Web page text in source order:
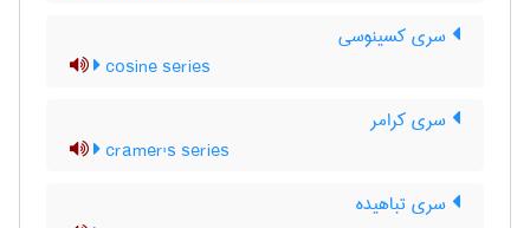
سری کسینوسی
cosine series
سری کرامر
cramer's series
سری تباهیده